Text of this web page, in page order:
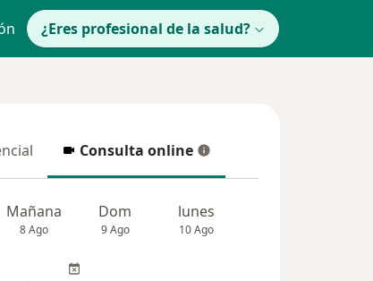
¿Eres profesional de la salud?
Consulta online
Consulta online
Mañana
8 Ago
Dom
9 Ago
lunes
10 Ago